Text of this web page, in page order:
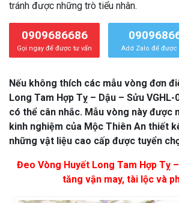
tránh được những trò tiểu nhân.
0909686686
Gọi ngay để được tư vấn Add Zalo để được
Nếu không thích các mẫu vòng đơn
Long Tam Hợp Tỵ – Dậu – Sửu
có thể cân nhắc. Mẫu vòng này được
kinh nghiệm của Mộc Thiên An thiết
những vật liệu cao cấp được tuyển
Đeo Vòng Huyết Long Tam Hợp Tỵ
tăng vận may, tài lộc và